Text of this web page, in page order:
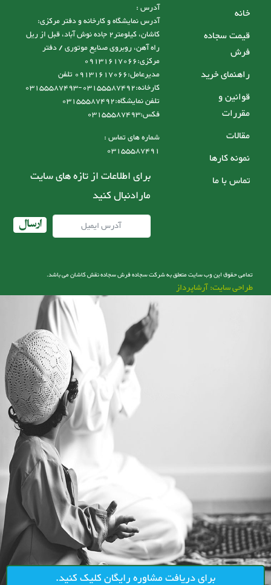
خانه
قیمت سجاده
فرش
راهنمای خرید
قوانین و
مقررات
مقالات
نمونه کارها
تماس با ما
آدرس :
آدرس نمایشگاه و کارخانه و دفتر مرکزی:
کاشان، کیلومتر2 جاده نوش آباد، قبل از ریل
راه آهن، روبروی صنایع موتوری / دفتر
مرکزی:09131617066
مدیرعامل:09131617066 تلفن
کارخانه:03155587492-03155587493
تلفن نمایشگاه:03155587492
فکس:03155587493
شماره های تماس :
03155587491
برای اطلاعات از تازه های سایت
مارادنبال کنید
ارسال
تمامی حقوق این وب سایت متعلق به شرکت سجاده فرش سجاده نقش کاشان می باشد.
طراحی سایت: آرشاپرداز
برای دریافت مشاوره رایگان کلیک کنید.